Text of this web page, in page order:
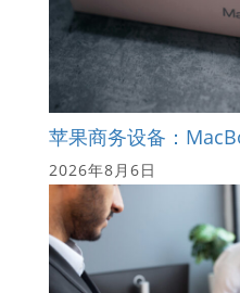
苹果商务设备：
2026年8月6日